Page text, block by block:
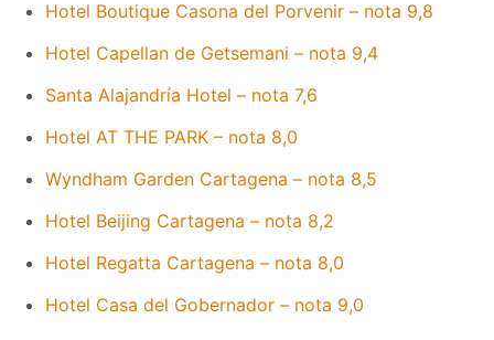
Hotel Boutique Casona del Porvenir – nota 9,8
Hotel Capellan de Getsemani – nota 9,4
Santa Alajandría Hotel – nota 7,6
Hotel AT THE PARK – nota 8,0
Wyndham Garden Cartagena – nota 8,5
Hotel Beijing Cartagena – nota 8,2
Hotel Regatta Cartagena – nota 8,0
Hotel Casa del Gobernador – nota 9,0